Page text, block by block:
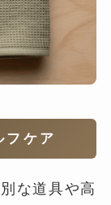
フケア
な道具や高